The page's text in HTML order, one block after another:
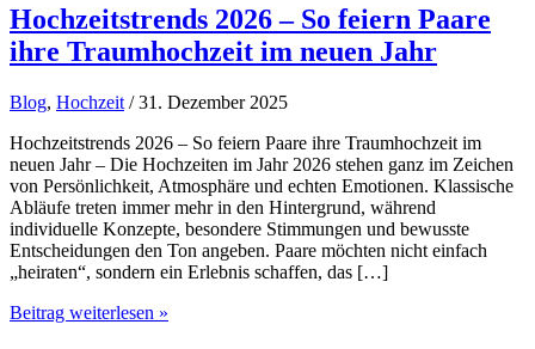
Hochzeitstrends 2026 – So feiern Paare
ihre Traumhochzeit im neuen Jahr
Blog, Hochzeit / 31. Dezember 2025
Hochzeitstrends 2026 – So feiern Paare ihre Traumhochzeit im
neuen Jahr – Die Hochzeiten im Jahr 2026 stehen ganz im Zeichen
von Persönlichkeit, Atmosphäre und echten Emotionen. Klassische
Abläufe treten immer mehr in den Hintergrund, während
individuelle Konzepte, besondere Stimmungen und bewusste
Entscheidungen den Ton angeben. Paare möchten nicht einfach
„heiraten“, sondern ein Erlebnis schaffen, das […]
Hochzeitstrends
Beitrag weiterlesen »